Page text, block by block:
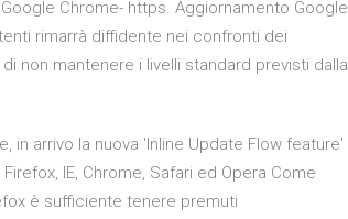
Chrome- https. Aggiornamento Google
rimarrà diffidente nei confronti dei
non mantenere i livelli standard previsti dalla
in arrivo la nuova 'Inline Update Flow feature'
IE, Chrome, Safari ed Opera Come
è sufficiente tenere premuti